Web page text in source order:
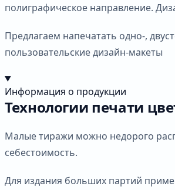
полиграфическое направление.
Предлагаем напечатать одно-,
пользовательские дизайн-макеты
Информация о продукции
Технологии печати
Малые тиражи можно недорого
себестоимость.
Для издания больших партий